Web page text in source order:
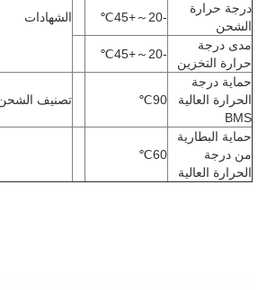
الشهادات
درجة حرارة
الشحن
-20
～
+45
℃
مدى درجة
حرارة التخزين
-20
～
+45
℃
حماية درجة
الحرارة العالية
BMS
90
℃ تصنيف
حماية البطارية
من درجة
الحرارة العالية
60
℃